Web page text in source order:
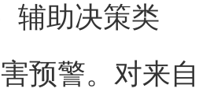
助决策类
警。对来自